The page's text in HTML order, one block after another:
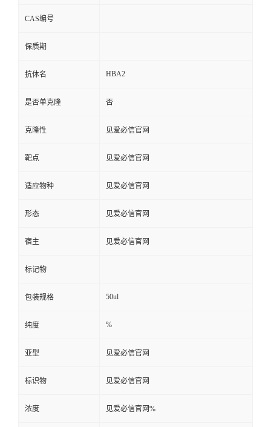
CAS编号
保质期
抗体名 HBA2
是否单克隆 否
克隆性 见爱必信官网
靶点 见爱必信官网
适应物种 见爱必信官网
形态 见爱必信官网
宿主 见爱必信官网
标记物
包装规格 50ul
纯度 %
亚型 见爱必信官网
标识物 见爱必信官网
浓度 见爱必信官网%